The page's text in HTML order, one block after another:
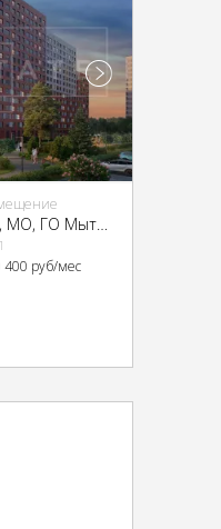
400 руб/мес